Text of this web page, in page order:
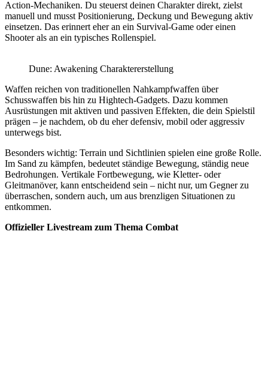
Action-Mechaniken. Du steuerst deinen Charakter direkt, zielst
manuell und musst Positionierung, Deckung und Bewegung aktiv
einsetzen. Das erinnert eher an ein Survival-Game oder einen
Shooter als an ein typisches Rollenspiel.
Dune: Awakening Charaktererstellung
Waffen reichen von traditionellen Nahkampfwaffen über
Schusswaffen bis hin zu Hightech-Gadgets. Dazu kommen
Ausrüstungen mit aktiven und passiven Effekten, die dein Spielstil
prägen – je nachdem, ob du eher defensiv, mobil oder aggressiv
unterwegs bist.
Besonders wichtig: Terrain und Sichtlinien spielen eine große Rolle.
Im Sand zu kämpfen, bedeutet ständige Bewegung, ständig neue
Bedrohungen. Vertikale Fortbewegung, wie Kletter- oder
Gleitmanöver, kann entscheidend sein – nicht nur, um Gegner zu
überraschen, sondern auch, um aus brenzligen Situationen zu
entkommen.
Offizieller Livestream zum Thema Combat